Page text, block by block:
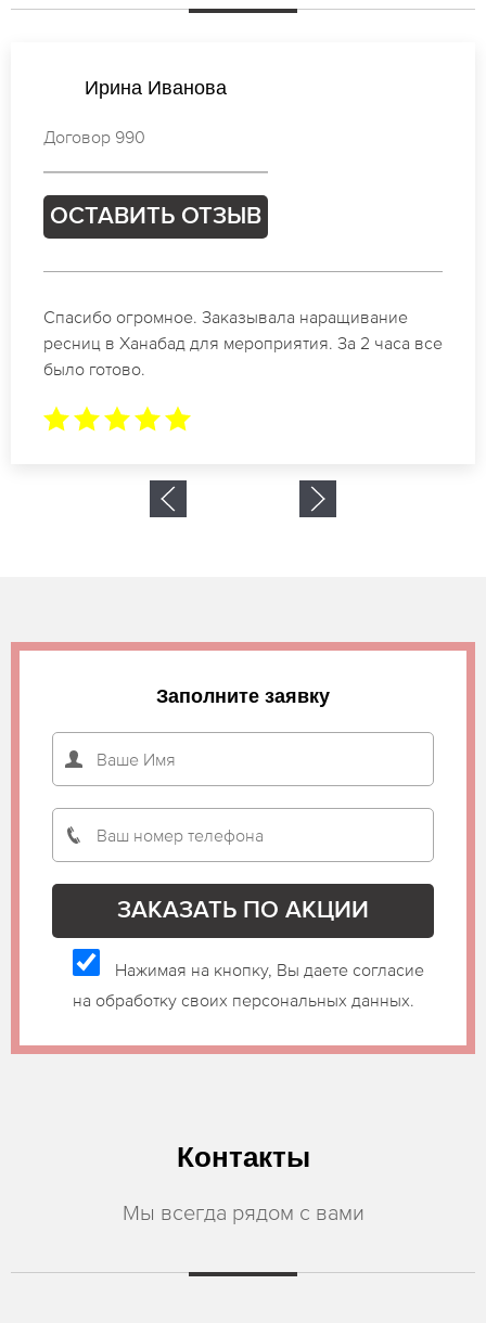
Анастасия Михайлова
Договор 713
ОСТАВИТЬ ОТЗЫВ
Идеальные мастера своего дела по наращиванию
ресниц в Ханабад. Великолепный результат. Буду
обращаться еще.
Заполните заявку
Нажимая на кнопку, Вы даете согласие
на обработку своих персональных данных.
Контакты
Мы всегда рядом с вами